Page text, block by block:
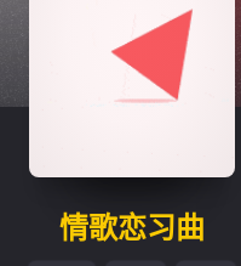
暂无观看影片的记录
情歌恋习曲